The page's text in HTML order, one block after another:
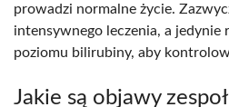
prowadzi normalne życie.
intensywnego leczenia, a jedynie
poziomu bilirubiny, aby
Jakie są objawy